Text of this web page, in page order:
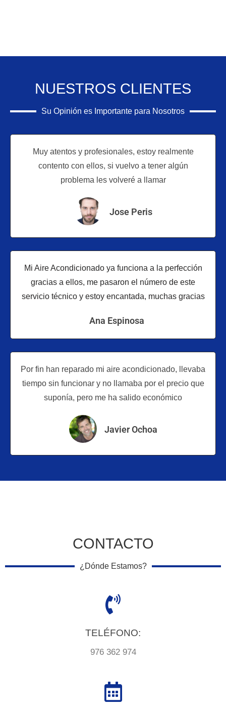
NUESTROS CLIENTES
Su Opinión es Importante para Nosotros
Muy atentos y profesionales, estoy realmente
contento con ellos, si vuelvo a tener algún
problema les volveré a llamar
Jose Peris
Mi Aire Acondicionado ya funciona a la perfección
gracias a ellos, me pasaron el número de este
servicio técnico y estoy encantada, muchas gracias
Ana Espinosa
Por fin han reparado mi aire acondicionado, llevaba
tiempo sin funcionar y no llamaba por el precio que
suponía, pero me ha salido económico
Javier Ochoa
CONTACTO
¿Dónde Estamos?
TELÉFONO:
976 362 974